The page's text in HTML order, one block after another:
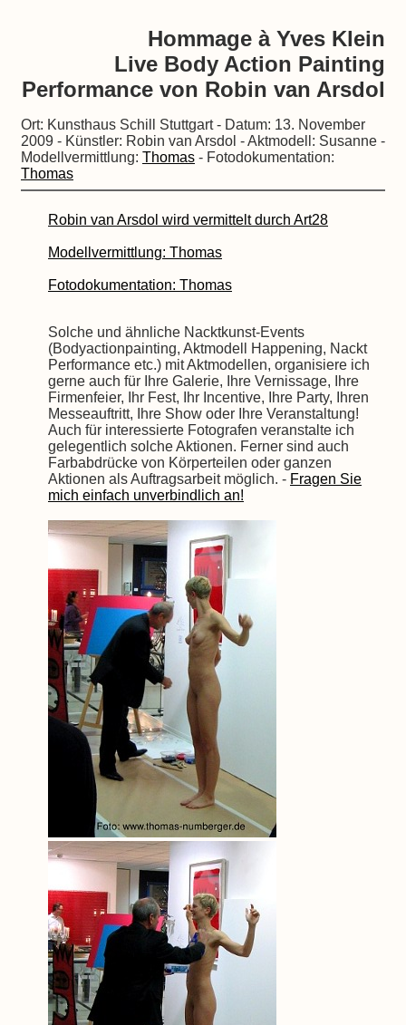
Hommage à Yves Klein
Live Body Action Painting
Performance von Robin van Arsdol
Ort: Kunsthaus Schill Stuttgart - Datum: 13. November
2009 - Künstler: Robin van Arsdol - Aktmodell: Susanne -
Modellvermittlung: Thomas - Fotodokumentation:
Thomas
Robin van Arsdol wird vermittelt durch Art28
Modellvermittlung: Thomas
Fotodokumentation: Thomas
Solche und ähnliche Nacktkunst-Events
(Bodyactionpainting, Aktmodell Happening, Nackt
Performance etc.) mit Aktmodellen, organisiere ich
gerne auch für Ihre Galerie, Ihre Vernissage, Ihre
Firmenfeier, Ihr Fest, Ihr Incentive, Ihre Party, Ihren
Messeauftritt, Ihre Show oder Ihre Veranstaltung!
Auch für interessierte Fotografen veranstalte ich
gelegentlich solche Aktionen. Ferner sind auch
Farbabdrücke von Körperteilen oder ganzen
Aktionen als Auftragsarbeit möglich. - Fragen Sie
mich einfach unverbindlich an!